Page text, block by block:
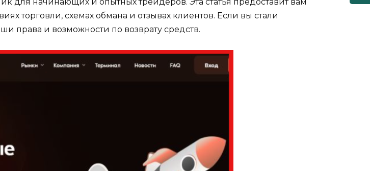
торговли, схемах обмана и отзывах клиентов. Если вы стали
права и возможности по возврату средств.